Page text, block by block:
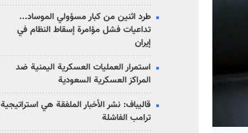
طرد اثنين من كبار مسؤولي الموساد...
تداعيات فشل مؤامرة إسقاط النظام في
إيران
استمرار العمليات العسكرية اليمنية ضد
المراكز العسكرية السعودية
قاليباف: نشر الأخبار الملفقة هي استراتيجية
ترامب الفاشلة